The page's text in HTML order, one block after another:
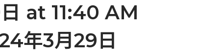
at 11:40 AM
年3月29日